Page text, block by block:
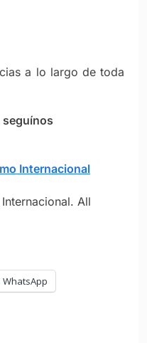
a lo largo de toda
seguínos
Internacional
All
WhatsApp